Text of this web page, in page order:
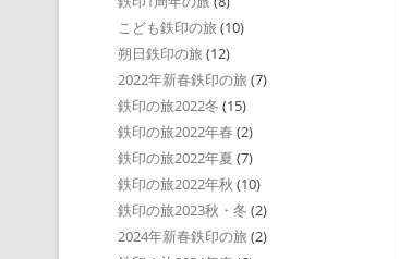
こども鉄印の旅 (10)
朔日鉄印の旅 (12)
2022年新春鉄印の旅 (7)
鉄印の旅2022冬 (15)
鉄印の旅2022年春 (2)
鉄印の旅2022年夏 (7)
鉄印の旅2022年秋 (10)
鉄印の旅2023秋・冬 (2)
2024年新春鉄印の旅 (2)